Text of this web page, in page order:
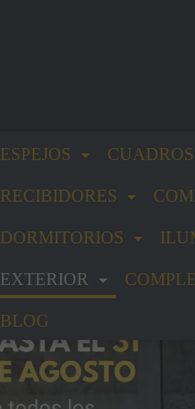
ESPEJOS CUADROS
RECIBIDORES
DORMITORIOS
EXTERIOR
BLOG